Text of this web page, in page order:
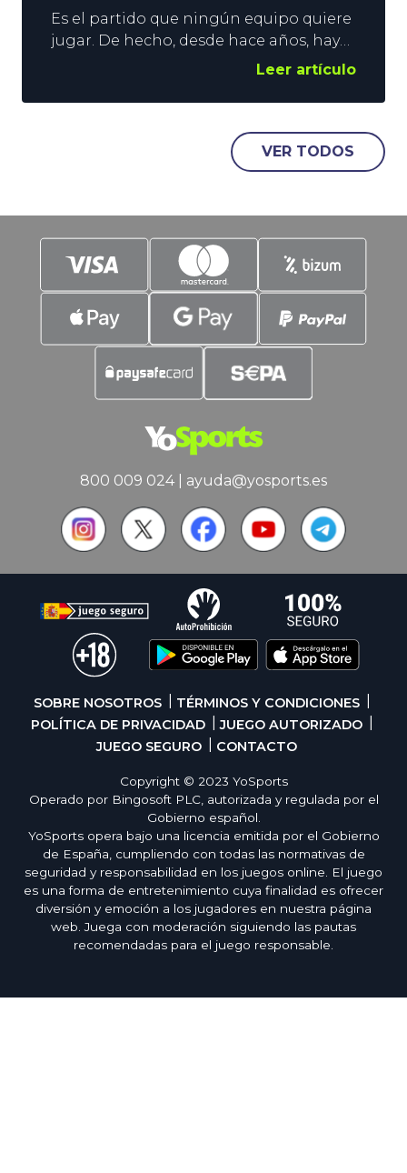
Es el partido que ningún equipo quiere
jugar. De hecho, desde hace años, hay
voces que abogan por su desaparición.
Consolación. Sin embargo, sigue
vigente y, no nos confundamos, estos
duelos suelen dejar espectáculo, y
goles. Es justo en estos parámetros en
Leer artículo
VER TODOS
800 009 024| ayuda@yosports.es
SOBRE NOSOTROS
TÉRMINOS Y CONDICIONES
POLÍTICA DE PRIVACIDAD
JUEGO AUTORIZADO
JUEGO SEGURO
CONTACTO
Copyright © 2023 YoSports
Operado por Bingosoft PLC, autorizada y regulada por el
Gobierno español.
YoSports opera bajo una licencia emitida por el Gobierno
de España, cumpliendo con todas las normativas de
seguridad y responsabilidad en los juegos online. El juego
es una forma de entretenimiento cuya finalidad es ofrecer
diversión y emoción a los jugadores en nuestra página
web. Juega con moderación siguiendo las pautas
recomendadas para el juego responsable.